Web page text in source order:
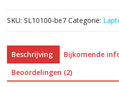
CHA-
SON
aantal
SKU: SL10100-be7 Categorie:
Beschrijving
Bijkomende
Beoordelingen (2)